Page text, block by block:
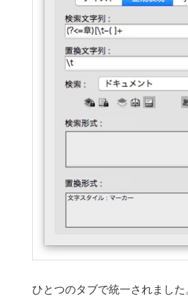
ひとつのタブで統一されました